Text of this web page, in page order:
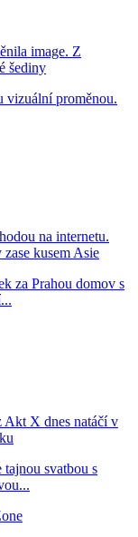
image. Z
šediny
vizuální proměnou.
na internetu.
kusem Asie
za Prahou domov s
X dnes natáčí v
svatbou s